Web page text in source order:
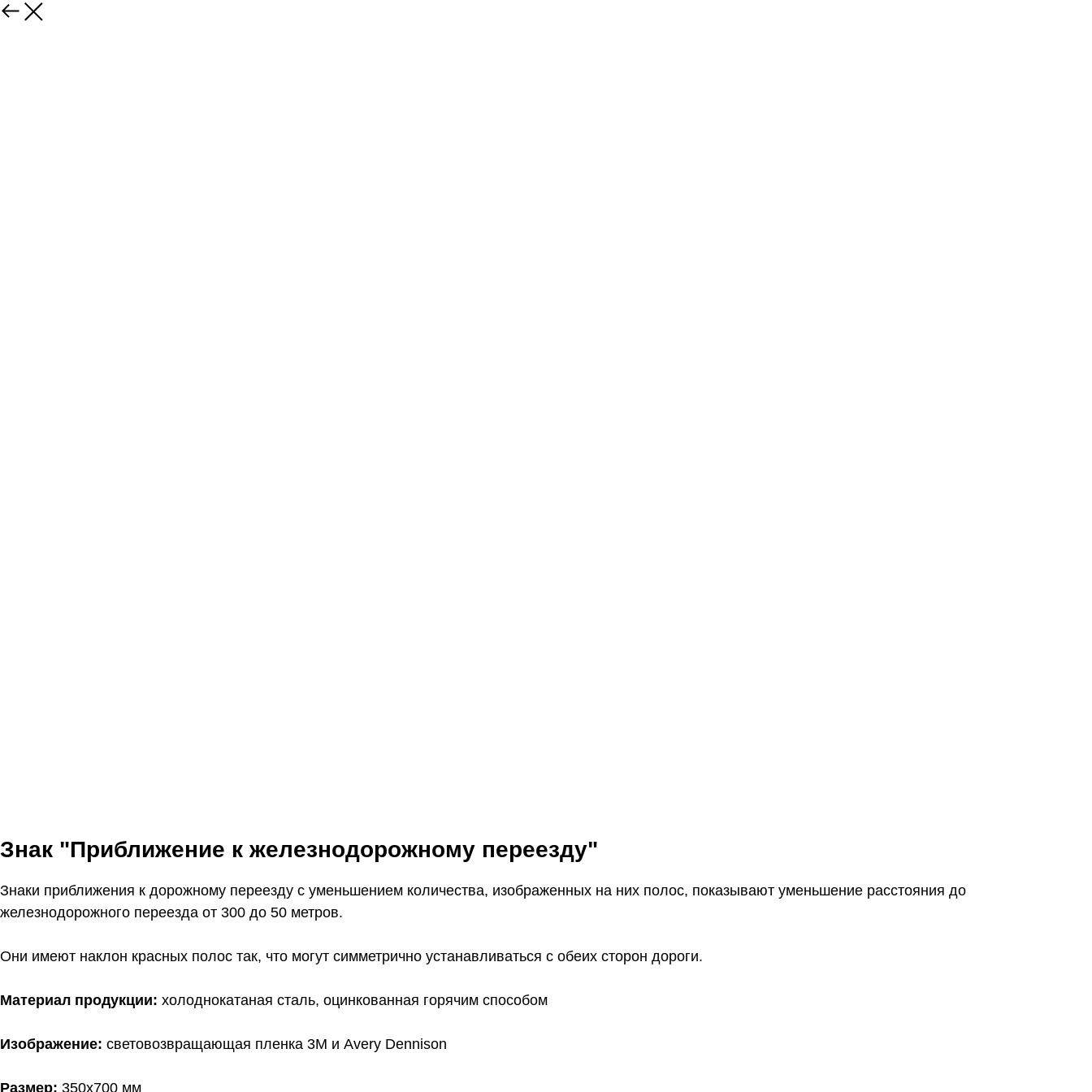
Знак "Приближение к железнодорожному переезду"
Знаки приближения к дорожному переезду с уменьшением количества, изображенных на них полос, показывают уменьшение расстояния до
железнодорожного переезда от 300 до 50 метров.
Они имеют наклон красных полос так, что могут симметрично устанавливаться с обеих сторон дороги.
Материал продукции: холоднокатаная сталь, оцинкованная горячим способом
Изображение: световозвращающая пленка 3M и Avery Dennison
Размер: 350х700 мм